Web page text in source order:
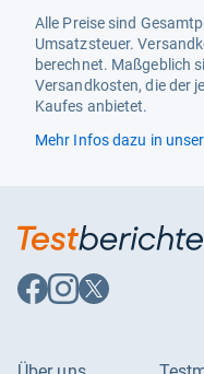
Produkttyp
Variante
Alle Preise sind
Umsatzsteuer.
berechnet. Maßgeblich
Versandkosten, die der
Kaufes anbietet.
Mehr Infos dazu in
Auf
Facebook
Auf
Instagram
Auf
X